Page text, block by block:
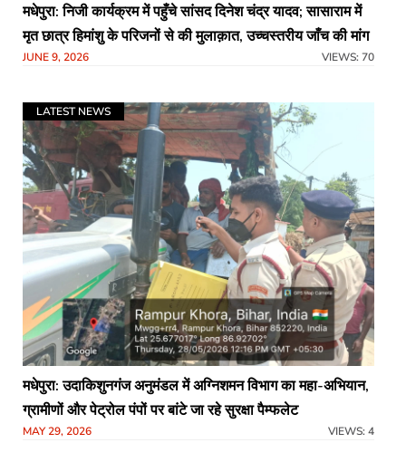
मधेपुरा: निजी कार्यक्रम में पहुँचे सांसद दिनेश चंद्र यादव; सासाराम में
मृत छात्र हिमांशु के परिजनों से की मुलाक़ात, उच्चस्तरीय जाँच की मांग
JUNE 9, 2026 VIEWS: 70
LATEST NEWS
मधेपुरा: उदाकिशुनगंज अनुमंडल में अग्निशमन विभाग का महा-अभियान,
ग्रामीणों और पेट्रोल पंपों पर बांटे जा रहे सुरक्षा पैम्फलेट
MAY 29, 2026 VIEWS: 4